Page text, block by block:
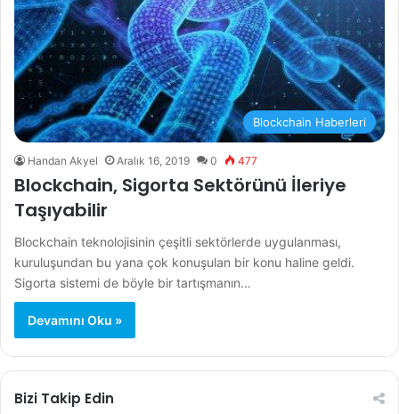
Blockchain Haberleri
Handan Akyel Aralık 16, 2019 0 477
Blockchain, Sigorta Sektörünü İleriye
Taşıyabilir
Blockchain teknolojisinin çeşitli sektörlerde uygulanması,
kuruluşundan bu yana çok konuşulan bir konu haline geldi.
Sigorta sistemi de böyle bir tartışmanın…
Devamını Oku »
Bizi Takip Edin